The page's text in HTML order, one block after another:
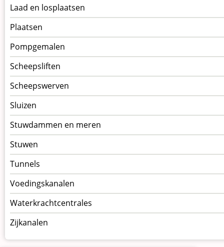
Laad en losplaatsen
Plaatsen
Pompgemalen
Scheepsliften
Scheepswerven
Sluizen
Stuwdammen en meren
Stuwen
Tunnels
Voedingskanalen
Waterkrachtcentrales
Zijkanalen